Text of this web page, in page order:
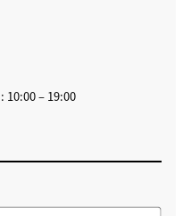
10:00 – 19:00